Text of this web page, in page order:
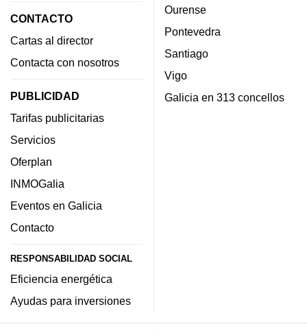
CONTACTO
Cartas al director
Contacta con nosotros
PUBLICIDAD
Tarifas publicitarias
Servicios
Oferplan
INMOGalia
Eventos en Galicia
Contacto
RESPONSABILIDAD SOCIAL
Eficiencia energética
Ayudas para inversiones
Ourense
Pontevedra
Santiago
Vigo
Galicia en 313 concellos